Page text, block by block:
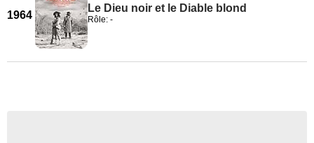
1964
Le Dieu noir et le Diable blond
Rôle: -